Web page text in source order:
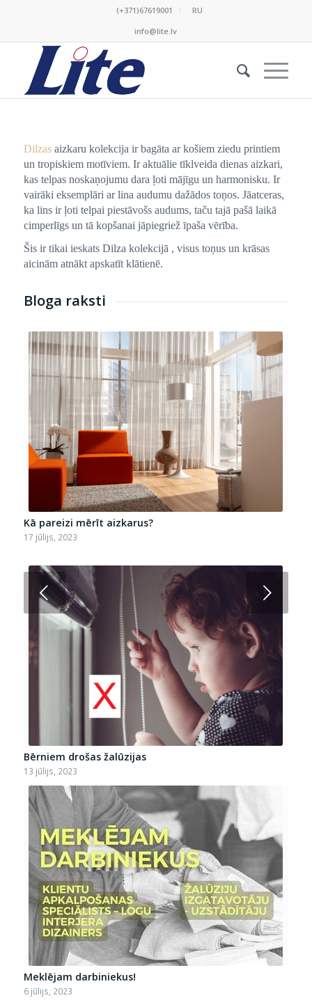
(+371)67619001
RU
info@lite.lv
Dilzasaizkaru kolekcija ir bagāta ar košiem ziedu printiem
un tropiskiem motīviem. Ir aktuālie tīklveida dienas aizkari,
kas telpas noskaņojumu dara ļoti mājīgu un harmonisku. Ir
vairāki eksemplāri ar lina audumu dažādos toņos. Jāatceras,
ka lins ir ļoti telpai piestāvošs audums, taču tajā pašā laikā
cimperlīgs un tā kopšanai jāpiegriež īpaša vērība.
Šis ir tikai ieskats Dilza kolekcijā , visus toņus un krāsas
aicinām atnākt apskatīt klātienē.
Bloga raksti
Kā pareizi mērīt aizkarus?
17 jūlijs, 2023
Bērniem drošas žalūzijas
13 jūlijs, 2023
Meklējam darbiniekus!
6 jūlijs, 2023
Next